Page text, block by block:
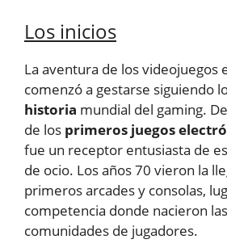
Los inicios
La aventura de los videojuegos
comenzó a gestarse siguiendo
historia mundial del gaming.
de los primeros juegos
fue un receptor entusiasta de
de ocio. Los años 70 vieron la
primeros arcades y consolas,
competencia donde nacieron
comunidades de jugadores.